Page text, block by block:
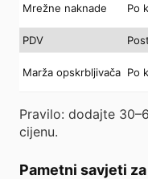
Mrežne naknade Po
PDV
Marža opskrbljivača Po
Pravilo: dodajte
cijenu.
Pametni savjeti